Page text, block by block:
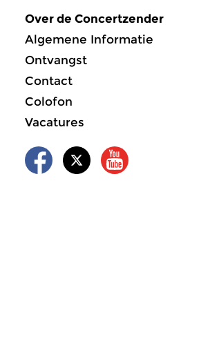
Over de Concertzender
Algemene Informatie
Ontvangst
Contact
Colofon
Vacatures